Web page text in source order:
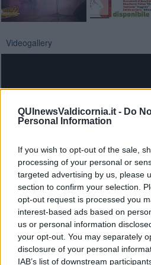
QUInewsValdicornia.it - Do
Personal Information
If you wish to opt-out of the sale,
processing of your personal or
targeted advertising by us, please
section to confirm your selection.
opt-out request is processed you
interest-based ads based on
us or personal information
your opt-out. You may separately
disclosure of your personal
IAB’s list of downstream
Videogallery